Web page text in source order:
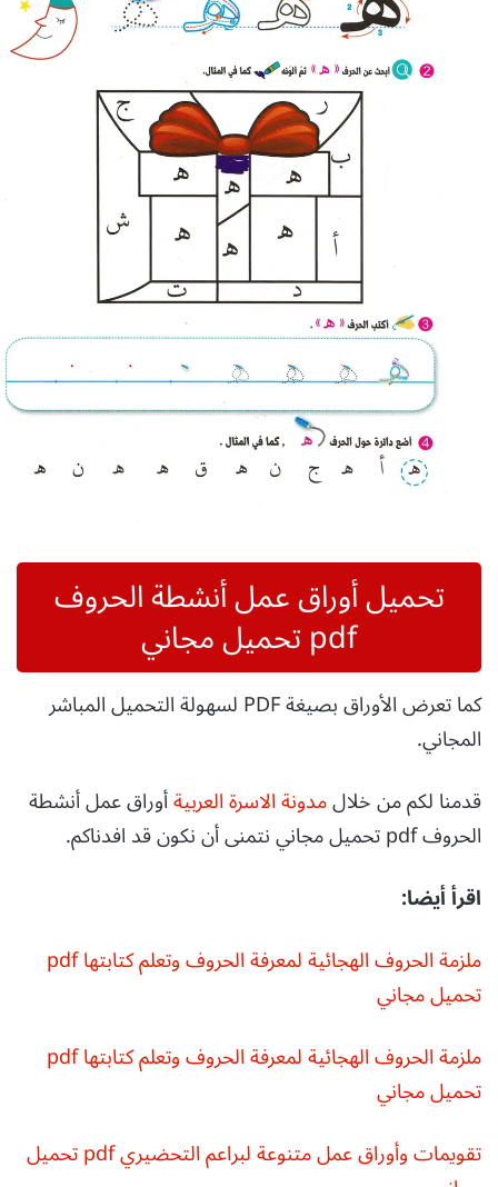
تحميل أوراق عمل أنشطة الحروف
pdf تحميل مجاني
كما تعرض الأوراق بصيغة PDF لسهولة التحميل المباشر
المجاني.
قدمنا لكم من خلالمدونة الاسرة العربيةأوراق عمل أنشطة
الحروف pdf تحميل مجاني نتمنى أن نكون قد افدناكم.
اقرأ أيضا:
ملزمة الحروف الهجائية لمعرفة الحروف وتعلم كتابتها pdf
تحميل مجاني
ملزمة الحروف الهجائية لمعرفة الحروف وتعلم كتابتها pdf
تحميل مجاني
تقويمات وأوراق عمل متنوعة لبراعم التحضيري pdf تحميل